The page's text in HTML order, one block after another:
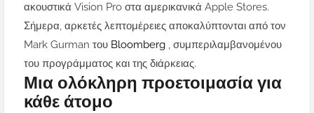
ακουστικά Vision Pro στα αμερικανικά Apple Stores.
Σήμερα, αρκετές λεπτομέρειες αποκαλύπτονται από τον
Mark Gurman του Bloomberg , συμπεριλαμβανομένου
του προγράμματος και της διάρκειας.
Μια ολόκληρη προετοιμασία για
κάθε άτομο